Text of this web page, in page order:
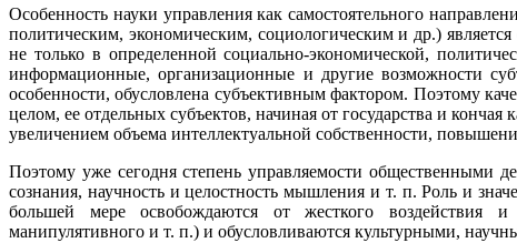
Особенность науки управления как самостоятельного
политическим, экономическим, социологическим и др.)
не только в определенной социально-экономической,
информационные, организационные и другие возможности
особенности, обусловлена субъективным фактором. Поэтому
целом, ее отдельных субъектов, начиная от государства и
увеличением объема интеллектуальной собственности,
Поэтому уже сегодня степень управляемости общественными
сознания, научность и целостность мышления и т. п. Роль и
большей мере освобождаются от жесткого воздействия и
манипулятивного и т. п.) и обусловливаются культурными,